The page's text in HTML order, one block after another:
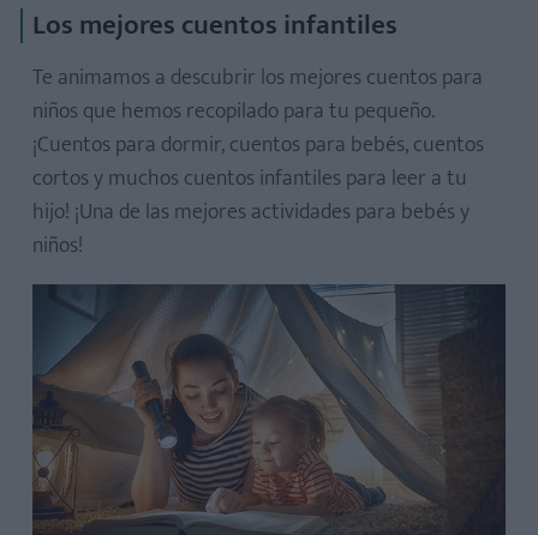
Los mejores cuentos infantiles
Te animamos a descubrir los mejores cuentos para
niños que hemos recopilado para tu pequeño.
¡Cuentos para dormir, cuentos para bebés, cuentos
cortos y muchos cuentos infantiles para leer a tu
hijo! ¡Una de las mejores actividades para bebés y
niños!